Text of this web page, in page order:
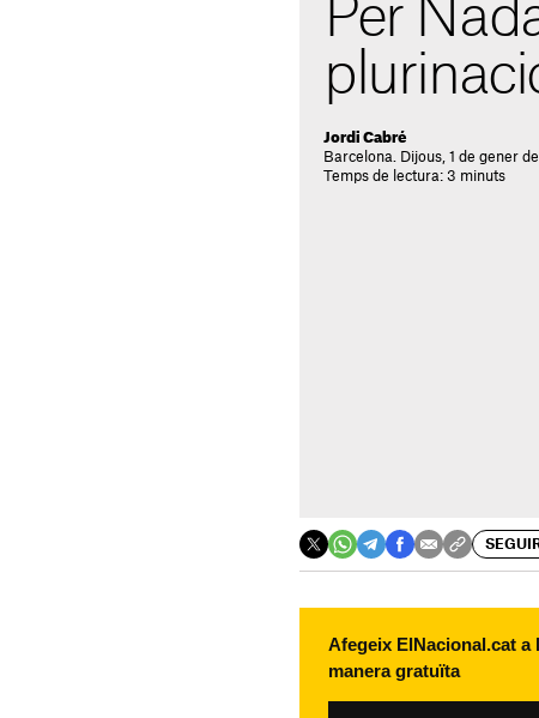
Per
Jordi Cabré
Barcelona. Dijous, 1 de gener
Temps de lectura: 3 minuts
Afegeix ElNacional.cat
manera gratuïta